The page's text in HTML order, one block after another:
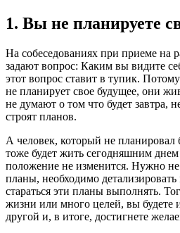
1. Вы не планируете
На собеседованиях при приеме на
задают вопрос: Каким вы видите
этот вопрос ставит в тупик.
не планирует свое будущее, они
не думают о том что будет завтра,
строят планов.
А человек, который не планировал
тоже будет жить сегодняшним днем
положение не изменится. Нужно не
планы, необходимо
стараться эти планы выполнять.
жизни или много целей, вы будете
другой и, в итоге, достигнете